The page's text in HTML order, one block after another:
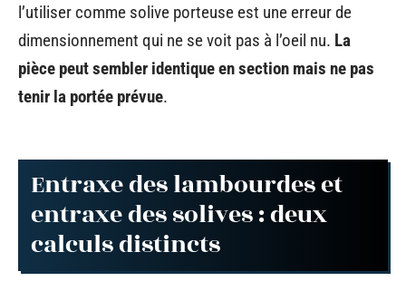
l’utiliser comme solive porteuse est une erreur de
dimensionnement qui ne se voit pas à l’oeil nu. La
pièce peut sembler identique en section mais ne pas
tenir la portée prévue.
Entraxe des lambourdes et
entraxe des solives : deux
calculs distincts